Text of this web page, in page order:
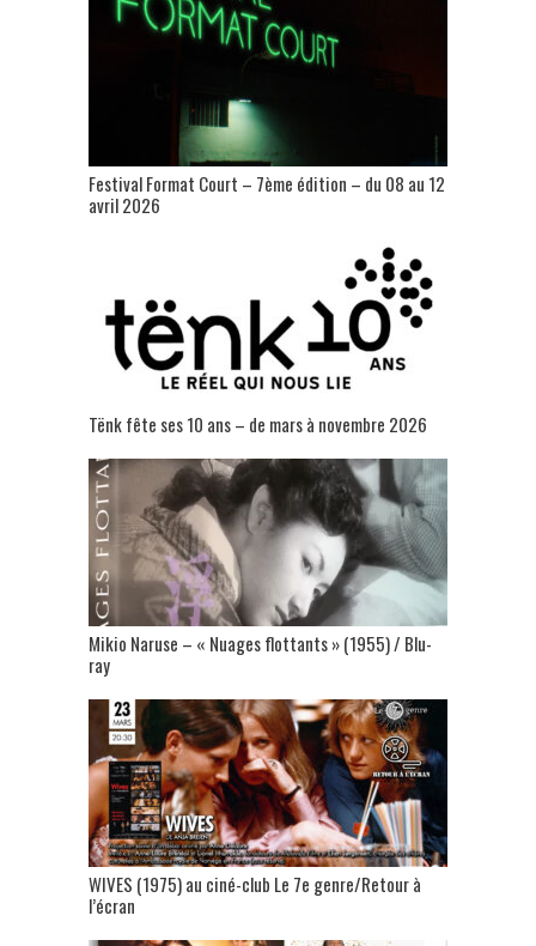
Festival Format Court – 7ème édition – du 08 au 12
avril 2026
Tënk fête ses 10 ans – de mars à novembre 2026
Mikio Naruse – « Nuages flottants » (1955) / Blu-
ray
WIVES (1975) au ciné-club Le 7e genre/Retour à
l’écran